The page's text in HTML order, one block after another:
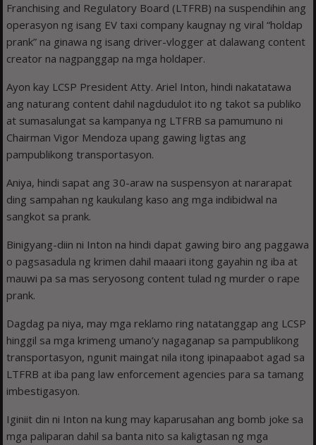
Franchising and Regulatory Board (LTFRB) na suspendihin ang
operasyon ng isang EV taxi company kaugnay ng viral “holdap
prank” na ginawa ng isang driver-vlogger at dalawang content
creator na nagpanggap na mga holdaper.
Ayon kay LCSP President Atty. Ariel Inton, hindi nakatatawa
ang naturang content dahil nagdudulot ito ng takot sa publiko
at sumasalungat sa kampanya ng LTFRB sa pamumuno ni
Chairman Vigor Mendoza upang gawing ligtas ang
pampublikong transportasyon.
Aniya, hindi sapat ang 30-araw na suspensyon at nararapat
ding sampahan ng kaukulang kaso ang mga indibidwal na
sangkot sa prank.
Binigyang-diin ni Inton na hindi dapat gawing biro ang paggawa
o pagsasadula ng krimen dahil maaari itong gayahin ng iba at
mauwi pa sa mas seryosong content tulad ng murder o rape
prank.
Dagdag pa niya, may mga reklamo ring natatanggap ang LCSP
hinggil sa mga krimeng umano’y nagaganap sa pampublikong
transportasyon, ngunit maingat nila itong ipinapaabot agad sa
LTFRB at iba pang law enforcement agencies para sa tamang
imbestigasyon.
Iginiit din ni Inton na kung may kaparusahan ang bomb joke sa
mga paliparan dahil sa banta nito sa kaligtasan ng mga